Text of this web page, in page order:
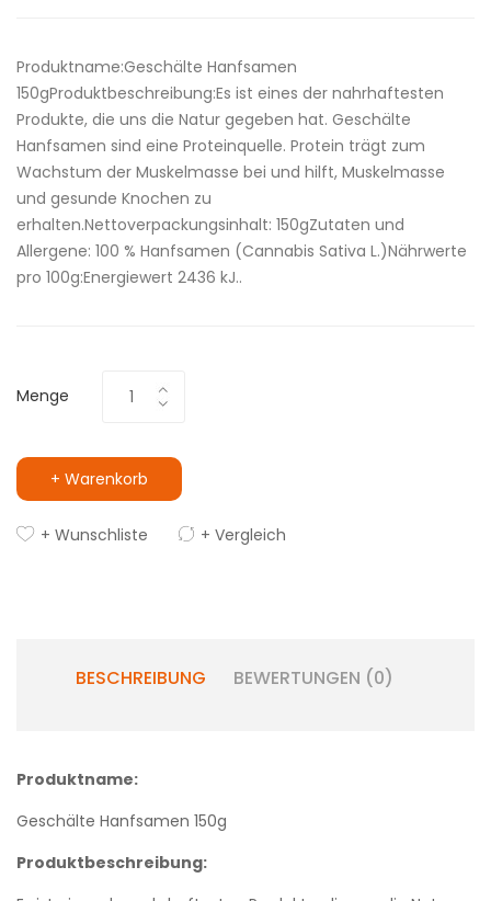
Produktname:Geschälte Hanfsamen
150gProduktbeschreibung:Es ist eines der nahrhaftesten
Produkte, die uns die Natur gegeben hat. Geschälte
Hanfsamen sind eine Proteinquelle. Protein trägt zum
Wachstum der Muskelmasse bei und hilft, Muskelmasse
und gesunde Knochen zu
erhalten.Nettoverpackungsinhalt: 150gZutaten und
Allergene: 100 % Hanfsamen (Cannabis Sativa L.)Nährwerte
pro 100g:Energiewert 2436 kJ..
Menge
+ Warenkorb
+ Wunschliste + Vergleich
BESCHREIBUNG BEWERTUNGEN (0)
Produktname:
Geschälte Hanfsamen 150g
Produktbeschreibung: